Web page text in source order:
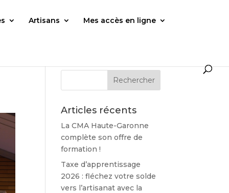
Artisans Mes accès en ligne
Articles récents
La CMA Haute-Garonne
complète son offre de
formation !
Taxe d’apprentissage
2026 : fléchez votre solde
vers l’artisanat avec la